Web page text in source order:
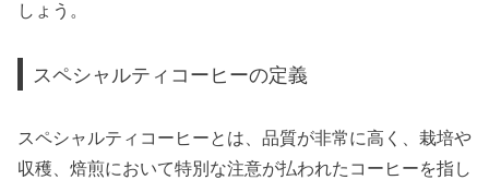
しょう。
スペシャルティコーヒーの定義
スペシャルティコーヒーとは、品質が非常に高く、栽培や
収穫、焙煎において特別な注意が払われたコーヒーを指し